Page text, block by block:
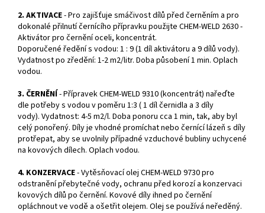
2. AKTIVACE- Pro zajišťuje smáčivost dílů před černěním a pro
dokonalé přilnutí černícího přípravku použijte CHEM-WELD 2630 -
Aktivátor pro černění oceli, koncentrát.
Doporučené ředění s vodou: 1 : 9 (1 díl aktivátoru a 9 dílů vody).
Vydatnost po zředění: 1-2 m2/litr. Doba působení 1 min. Oplach
vodou.
3. ČERNĚNÍ- Přípravek CHEM-WELD 9310 (koncentrát) nařeďte
dle potřeby s vodou v poměru 1:3 ( 1 díl černidla a 3 díly
vody). Vydatnost: 4-5 m2/l. Doba ponoru cca 1 min, tak, aby byl
celý ponořený. Díly je vhodné promíchat nebo černící lázeň s díly
protřepat, aby se uvolnily případné vzduchové bubliny uchycené
na kovových dílech. Oplach vodou.
4. KONZERVACE- Vytěsňovací olej CHEM-WELD 9730 pro
odstranění přebytečné vody, ochranu před korozí a konzervaci
kovových dílů po černění. Kovové díly ihned po černění
opláchnout ve vodě a ošetřit olejem. Olej se používá neředěný.